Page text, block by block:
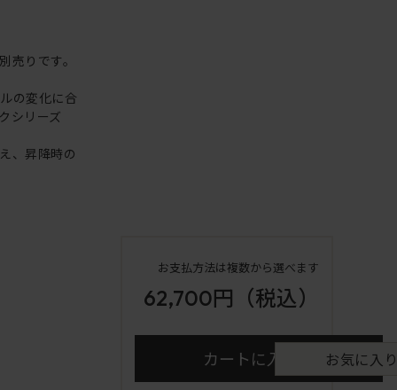
りです。
の変化に合
シリーズ
、昇降時の
お支払方法は複数から選べます
62,700円 （税込）
カートに入れる お気に入